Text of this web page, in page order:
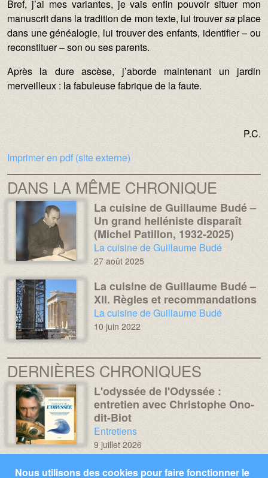
Bref, j’ai mes variantes, je vais enfin pouvoir situer mon
manuscrit dans la tradition de mon texte, lui trouversaplace
dans une généalogie, lui trouver des enfants, identifier – ou
reconstituer – son ou ses parents.
Après la dure ascèse, j’aborde maintenant un jardin
merveilleux : la fabuleuse fabrique de la faute.
P.C.
Imprimer en pdf (site externe)
DANS LA MÊME CHRONIQUE
Média :
Image :
La cuisine de Guillaume Budé –
Un grand helléniste disparaît
(Michel Patillon, 1932-2025)
Chronique :
La cuisine de Guillaume Budé
27 août 2025
Média :
Image :
La cuisine de Guillaume Budé –
XII. Règles et recommandations
Chronique :
La cuisine de Guillaume Budé
10 juin 2022
DERNIÈRES CHRONIQUES
Média :
Image :
L'odyssée de l'Odyssée :
entretien avec Christophe Ono-
dit-Biot
Chronique :
Entretiens
9 juillet 2026
Média :
Image :
Miroir, mon beau miroir... –
Nous utilisons des cookies pour faire fonctionner le